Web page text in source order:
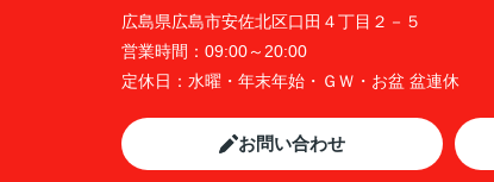
広島県広島市安佐北区口田４丁目２－５
営業時間： 09:00～20:00
定休日： 水曜・年末年始・ＧＷ・お盆 盆連休
お問い合わせ